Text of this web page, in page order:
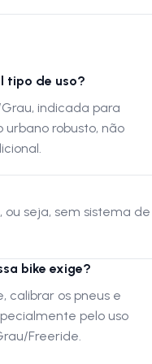
Preto
Rolamento Preto
Preto
canote de selim e pedais
todas as partes na
a Bicicleta no ato da
do normal, faça uma
indicando o
tipo de uso?
indicada para
robusto, não
ou seja, sem sistema de
bike exige?
calibrar os pneus e
pelo uso
Freeride.